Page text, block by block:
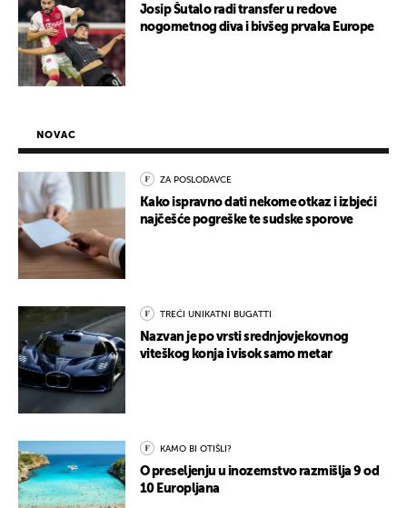
Josip Šutalo radi transfer u redove
nogometnog diva i bivšeg prvaka Europe
NOVAC
ZA POSLODAVCE
Kako ispravno dati nekome otkaz i izbjeći
najčešće pogreške te sudske sporove
TREĆI UNIKATNI BUGATTI
Nazvan je po vrsti srednjovjekovnog
viteškog konja i visok samo metar
KAMO BI OTIŠLI?
O preseljenju u inozemstvo razmišlja 9 od
10 Europljana